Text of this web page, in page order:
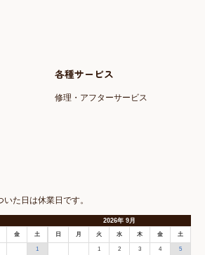
各種サービス
修理・アフターサービス
た日は休業日です。
金 土
1
2026年9月
日 月 火 水 木 金 土
1 2 3 4 5